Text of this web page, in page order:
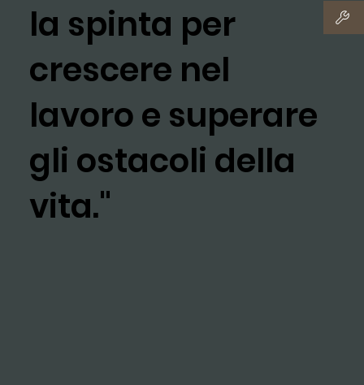
la spinta per
crescere nel
lavoro e superare
gli ostacoli della
vita."